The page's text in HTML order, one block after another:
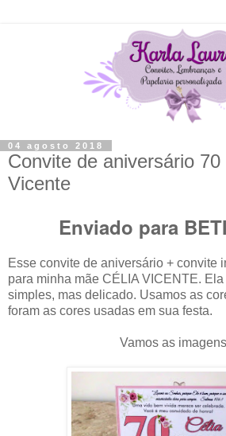
04 agosto 2018
Convite de aniversário
Vicente
Enviado para
Esse convite de aniversário + convite
para minha mãe CÉLIA VICENTE.
simples, mas delicado. Usamos as
foram as cores usadas em sua festa.
Vamos as